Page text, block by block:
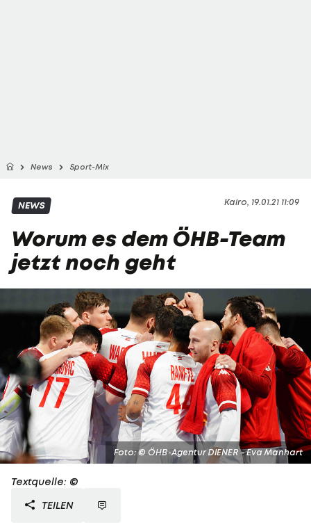
News Sport-Mix
Kairo, 19.01.21 11:09
NEWS
Worum es dem ÖHB-Team
jetzt noch geht
Foto: © ÖHB-Agentur DIENER - Eva Manhart
Textquelle: ©
TEILEN